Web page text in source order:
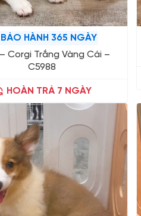
BẢO HÀNH 365 NGÀY
Corgi Trắng Vàng Cái –
C5988
HOÀN TRẢ 7 NGÀY